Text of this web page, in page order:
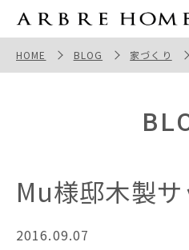
Mu様邸木製サッシ
HOME BLOG 家づくり
Mu様邸木製サ
2016.09.07